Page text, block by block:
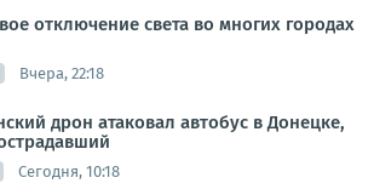
отключение света во многих городах
Вчера, 22:18
дрон атаковал автобус в Донецке,
Сегодня, 10:18